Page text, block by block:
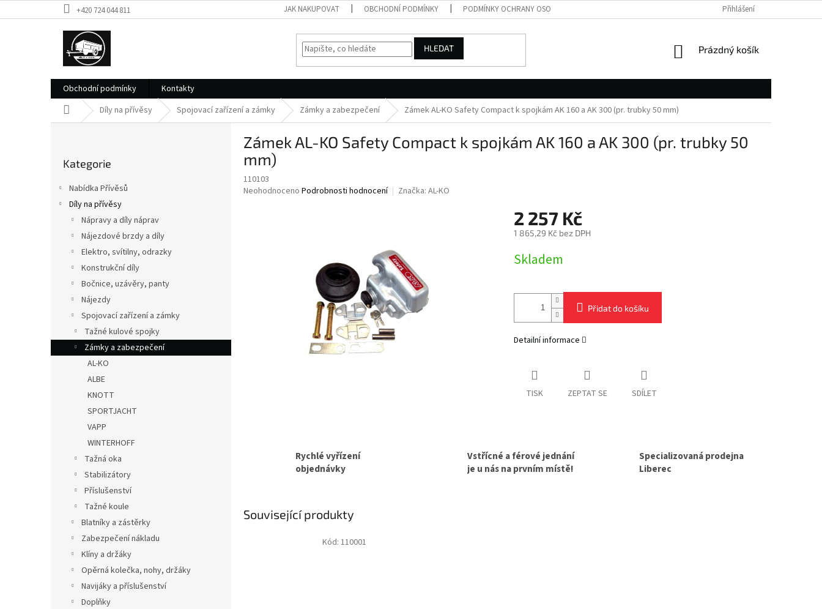
na
+420 724 044 811 JAK NAKUPOVAT OBCHODNÍ PODMÍNKY PODMÍNKY OCHRANY OSOBNÍCH ÚDAJŮ Přihlášení
HLEDAT
NÁKUPNÍ
Prázdný košík
Obchodní podmínky
Kontakty
Domů Díly na přívěsy Spojovací zařízení a zámky Zámky a zabezpečení Zámek AL-KO Safety Compact k spojkám AK 160 a AK 300 (pr. trubky 50 mm)
kategorie
Kategorie
Nabídka Přívěsů
Díly na přívěsy
Nápravy a díly náprav
Nájezdové brzdy a díly
Elektro, svítilny, odrazky
Konstrukční díly
Bočnice, uzávěry, panty
Nájezdy
Spojovací zařízení a zámky
Tažné kulové spojky
Zámky a zabezpečení
AL-KO
ALBE
KNOTT
SPORTJACHT
VAPP
WINTERHOFF
Tažná oka
Stabilizátory
Příslušenství
Tažné koule
Blatníky a zástěrky
Zabezpečení nákladu
Klíny a držáky
Opěrná kolečka, nohy, držáky
Navijáky a příslušenství
Doplňky
Zámek AL-KO Safety Compact k spojkám AK 160 a AK 300 (pr. trubky 50
mm)
110103
Průměrné
Neohodnoceno Podrobnosti hodnocení Značka: AL-KO
2 257 Kč
1 865,29 Kč bez DPH
cena:
Skladem
Přidat do košíku
Detailní informace
TISK ZEPTAT SE SDÍLET
Rychlé vyřízení
objednávky
Vstřícné a férové jednání
je u nás na prvním místě!
Specializovaná prodejna
Liberec
Související produkty
Kód: 110001